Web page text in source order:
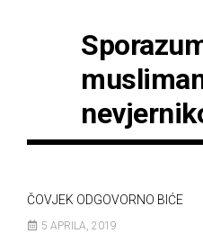
ČOVJEK ODGOVORNO BIĆE
5 APRILA, 2019